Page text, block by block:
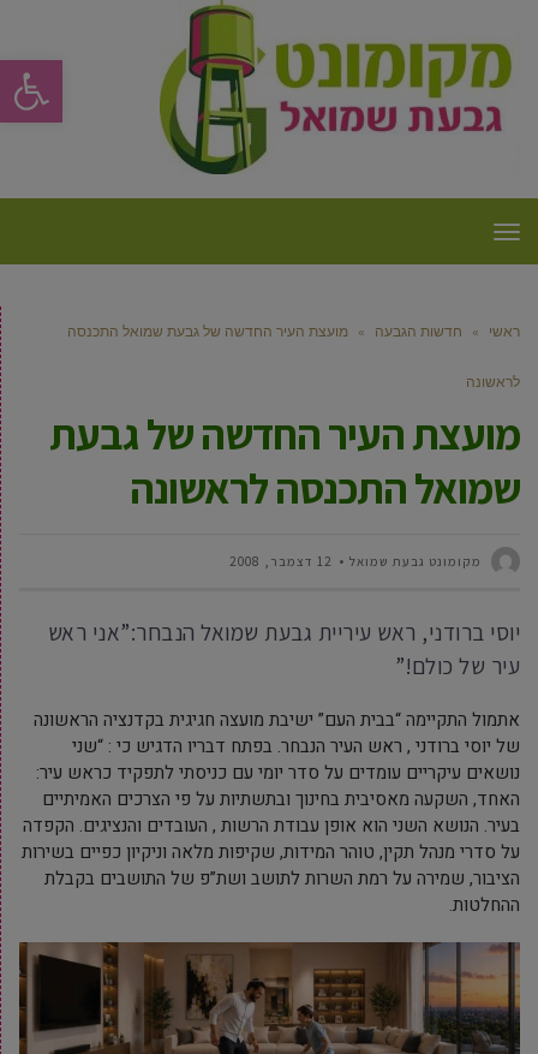
פתח
תפריט
ראשי » חדשות הגבעה » מועצת העיר החדשה של גבעת שמואל התכנסה
לראשונה
מועצת העיר החדשה של גבעת
שמואל התכנסה לראשונה
מקומונט גבעת שמואל 12 דצמבר, 2008
יוסי ברודני, ראש עיריית גבעת שמואל הנבחר:”אני ראש
עיר של כולם!”
אתמול התקיימה “בבית העם” ישיבת מועצה חגיגית בקדנציה הראשונה
של יוסי ברודני , ראש העיר הנבחר. בפתח דבריו הדגיש כי : “שני
נושאים עיקריים עומדים על סדר יומי עם כניסתי לתפקיד כראש עיר:
האחד, השקעה מאסיבית בחינוך ובתשתיות על פי הצרכים האמיתיים
בעיר. הנושא השני הוא אופן עבודת הרשות , העובדים והנציגים. הקפדה
על סדרי מנהל תקין, טוהר המידות, שקיפות מלאה וניקיון כפיים בשירות
הציבור, שמירה על רמת השרות לתושב ושת”פ של התושבים בקבלת
ההחלטות.